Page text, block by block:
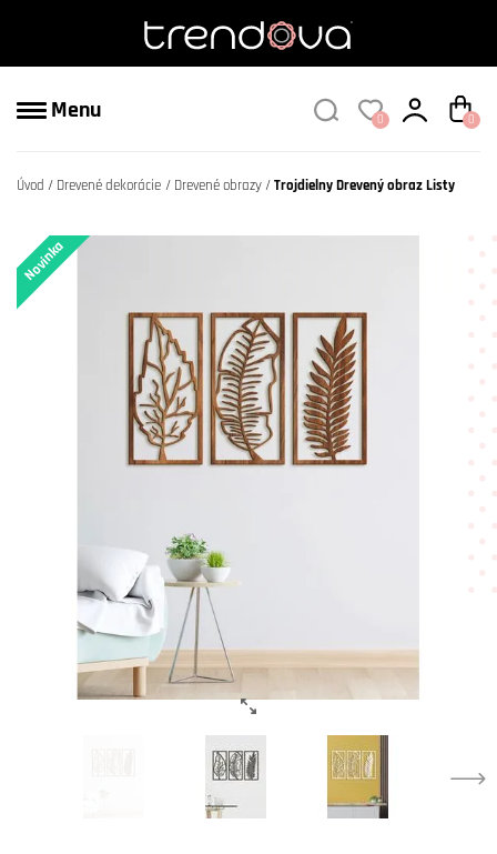
Menu 0 0
Úvod Drevené dekorácie Drevené obrazy Trojdielny Drevený obraz Listy
Novinka